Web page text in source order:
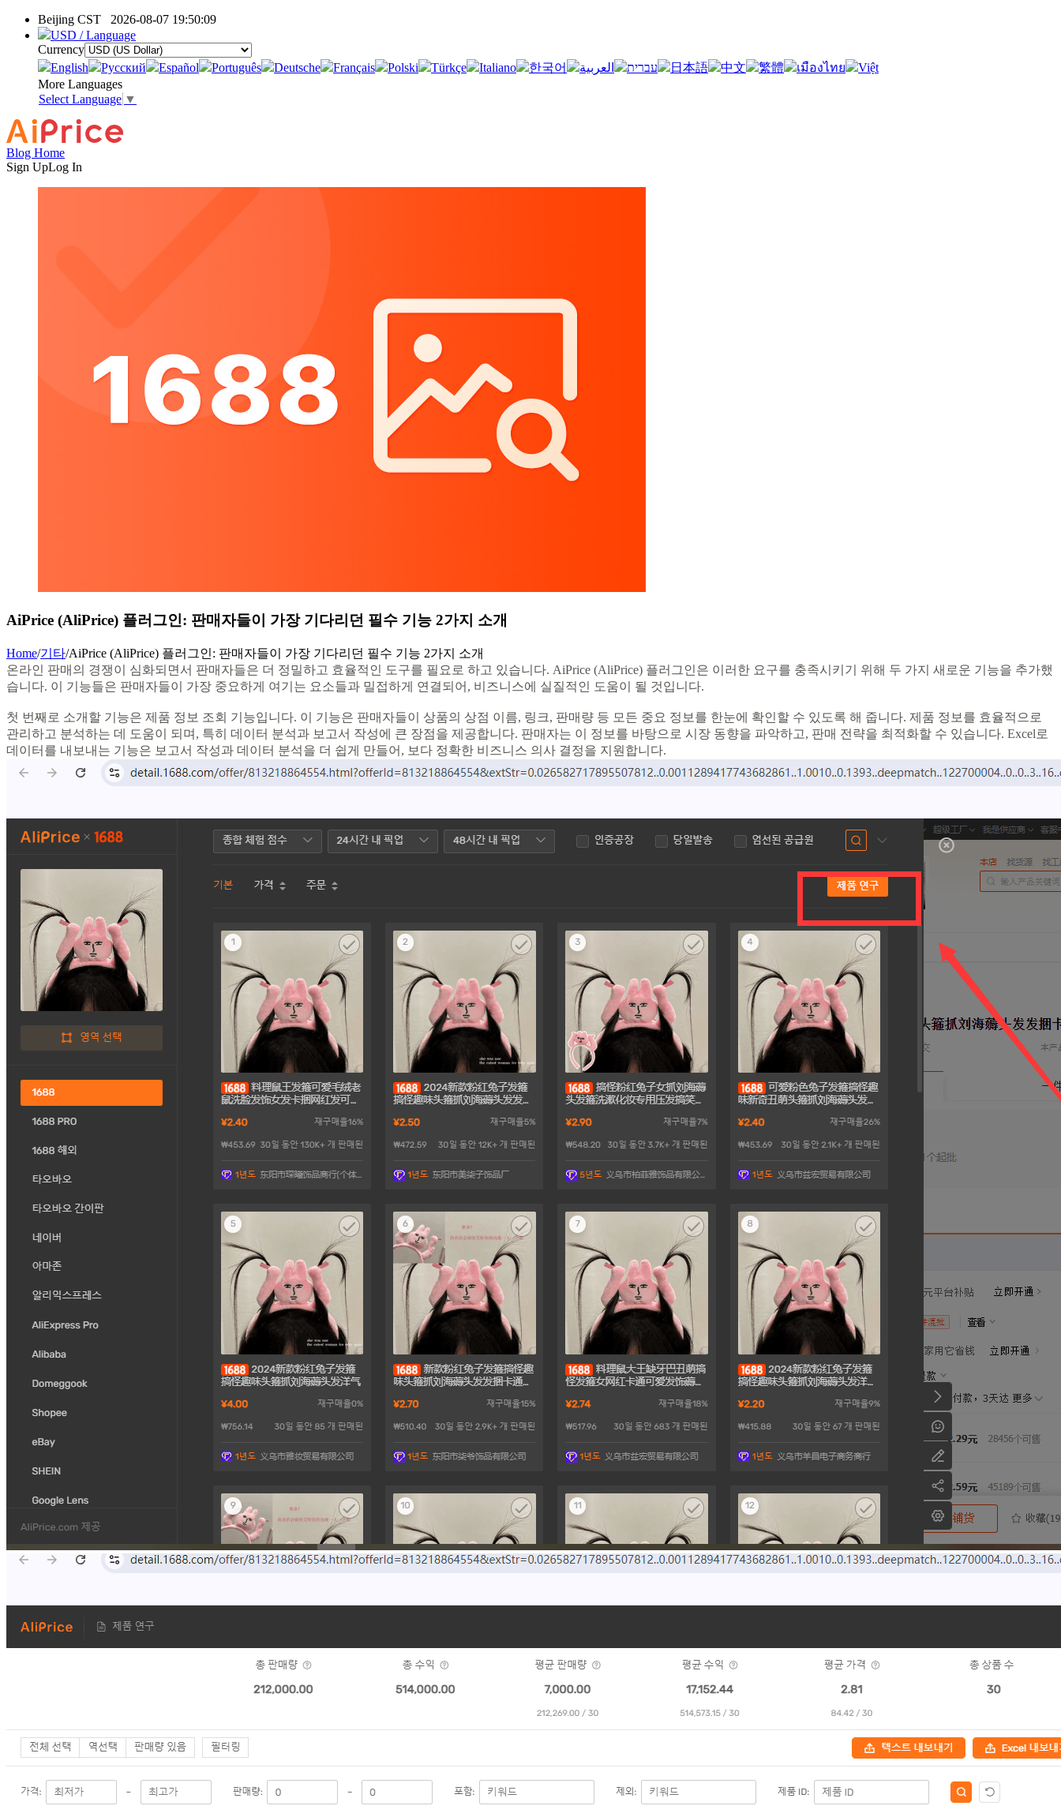
Beijing CST 2026-08-07 19:50:09
USD / Language
Currency
English
Pусский Español Português Deutsche Français Polski Türkçe Italiano 한국어 עברית العربية 日本語 中文 繁體 เมืองไทย
Việt
More Languages
Select Language ▼
Blog Home
Sign UpLog In
AiPrice (AliPrice) 플러그인: 판매자들이 가장 기다리던 필수 기능 2가지 소개
Home/기타/AiPrice (AliPrice) 플러그인: 판매자들이 가장 기다리던 필수 기능 2가지 소개
온라인 판매의 경쟁이 심화되면서 판매자들은 더 정밀하고 효율적인 도구를 필요로 하고 있습니다. AiPrice (AliPrice) 플러그인은 이러한 요구를 충족시키기 위해 두 가지 새로운 기능을 추가했
습니다. 이 기능들은 판매자들이 가장 중요하게 여기는 요소들과 밀접하게 연결되어, 비즈니스에 실질적인 도움이 될 것입니다.
첫 번째로 소개할 기능은 제품 정보 조회 기능입니다. 이 기능은 판매자들이 상품의 상점 이름, 링크, 판매량 등 모든 중요 정보를 한눈에 확인할 수 있도록 해 줍니다. 제품 정보를 효율적으로
관리하고 분석하는 데 도움이 되며, 특히 데이터 분석과 보고서 작성에 큰 장점을 제공합니다. 판매자는 이 정보를 바탕으로 시장 동향을 파악하고, 판매 전략을 최적화할 수 있습니다. Excel로
데이터를 내보내는 기능은 보고서 작성과 데이터 분석을 더 쉽게 만들어, 보다 정확한 비즈니스 의사 결정을 지원합니다.